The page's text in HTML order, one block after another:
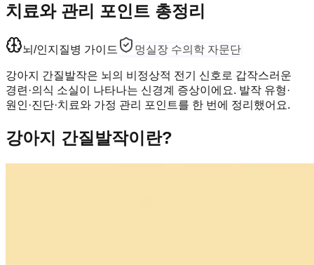
치료와 관리 포인트 총정리
뇌/인지 질병 가이드 멍실장 수의학 자문단
강아지 간질발작은 뇌의 비정상적 전기 신호로 갑작스러운
경련·의식 소실이 나타나는 신경계 증상이에요. 발작 유형·
원인·진단·치료와 가정 관리 포인트를 한 번에 정리했어요.
강아지 간질발작이란?